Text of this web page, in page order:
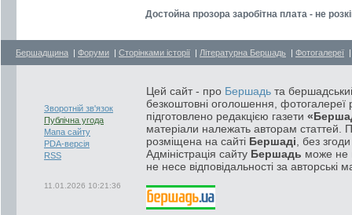
Достойна прозора заробітна плата - не
Бершадщина | Форуми | Сторінками історії | Літературна Бершадь | Фотогалереї
Зворотній зв'язок
Публічна угода
Мапа сайту
PDA-версія
RSS
11.01.2026 10:21:36
Цей сайт - про Бершадь та
безкоштовні оголошення, фотогалереї
підготовлено редакцією газети
матеріали належать авторам статтей.
розміщена на сайті Бершаді , без
Адміністрація сайту Бершадь може не
не несе відповідальності за авторські